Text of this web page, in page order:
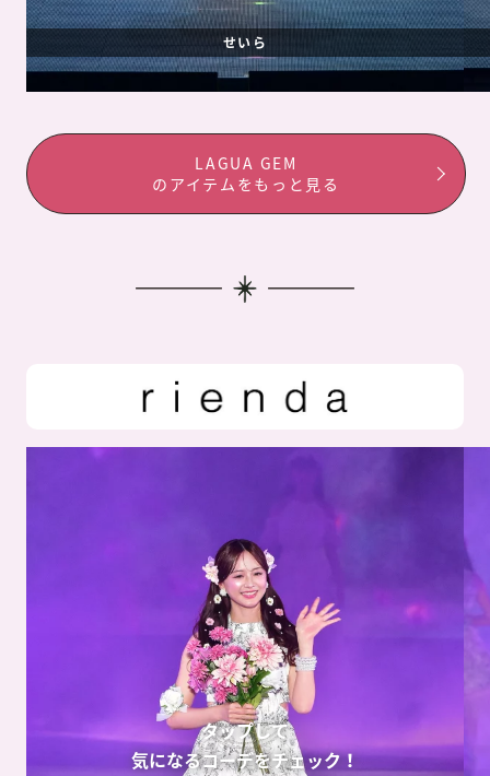
せいら
LAGUA GEM
のアイテムをもっと見る
タップして
気になるコーデをチェック！